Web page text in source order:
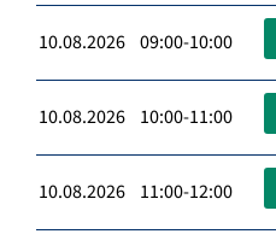
10.08.2026 09:00-10:00
10.08.2026 10:00-11:00
10.08.2026 11:00-12:00